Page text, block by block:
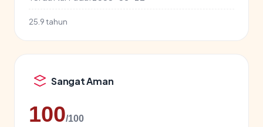
25.9 tahun
Sangat Aman
100/100